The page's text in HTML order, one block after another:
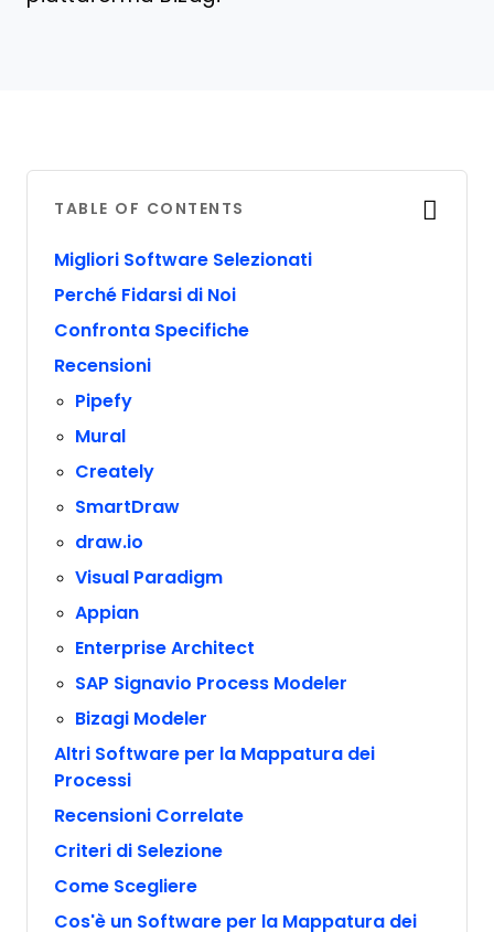
TABLE OF CONTENTS
Migliori Software Selezionati
Perché Fidarsi di Noi
Confronta Specifiche
Recensioni
Pipefy
Mural
Creately
SmartDraw
draw.io
Visual Paradigm
Appian
Enterprise Architect
SAP Signavio Process Modeler
Bizagi Modeler
Altri Software per la Mappatura dei
Processi
Recensioni Correlate
Criteri di Selezione
Come Scegliere
Cos'è un Software per la Mappatura dei